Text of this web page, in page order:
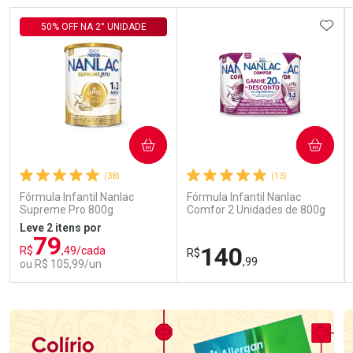
(38)
Fórmula Infantil Nanlac
Supreme Pro 800g
50% OFF NA 2° UNIDADE
Leve 2 itens por
R$79,49/cada
ou R$ 105,99/un
COMPRAR
(13)
Fórmula Infantil Nanlac
Comfor 2 Unidades de 800g
R$140,99
COMPRAR
Laboratório
Por Menos